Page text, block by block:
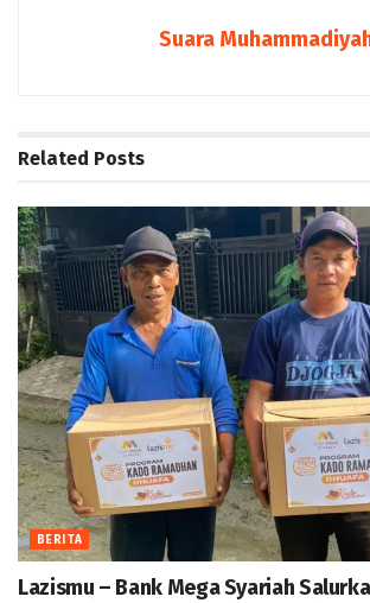
Suara
Related Posts
BERITA
Lazismu – Bank Mega Syariah